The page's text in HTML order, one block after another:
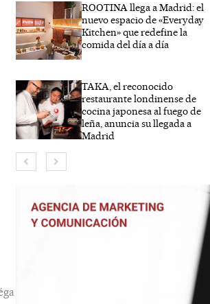
ROOTINA llega a Madrid: el
nuevo espacio de «Everyday
Kitchen» que redefine la
comida del día a día
TAKA, el reconocido
restaurante londinense de
cocina japonesa al fuego de
leña, anuncia su llegada a
Madrid